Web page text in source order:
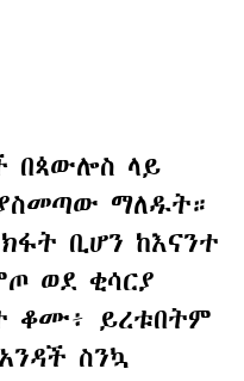
በጳውሎስ ላይ
ማለዱት።
ቢሆን ከእናንተ
ወደ ቂሳርያ
ቆሙ፥ ይረቱበትም
ስንኳ